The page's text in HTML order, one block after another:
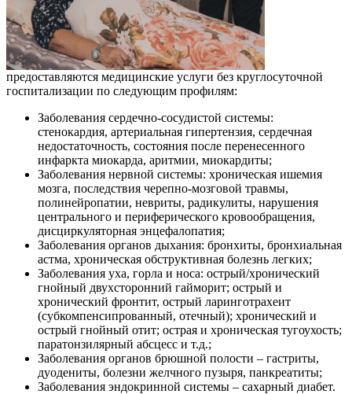
предоставляются медицинские услуги без круглосуточной
госпитализации по следующим профилям:
Заболевания сердечно-сосудистой системы:
стенокардия, артериальная гипертензия, сердечная
недостаточность, состояния после перенесенного
инфаркта миокарда, аритмии, миокардиты;
Заболевания нервной системы: хроническая ишемия
мозга, последствия черепно-мозговой травмы,
полинейропатии, невриты, радикулиты, нарушения
центрального и периферического кровообращения,
дисциркуляторная энцефалопатия;
Заболевания органов дыхания: бронхиты, бронхиальная
астма, хроническая обструктивная болезнь легких;
Заболевания уха, горла и носа: острый/хронический
гнойный двухсторонний гайморит; острый и
хронический фронтит, острый ларинготрахеит
(субкомпенсипрованный, отечный); хронический и
острый гнойный отит; острая и хроническая тугоухость;
паратонзилярный абсцесс и т.д.;
Заболевания органов брюшной полости – гастриты,
дуодениты, болезни желчного пузыря, панкреатиты;
Заболевания эндокринной системы – сахарный диабет.